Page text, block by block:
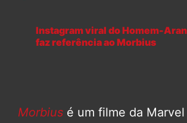
Instagram viral do Homem-
faz referência ao Morbius
Morbius é um filme da